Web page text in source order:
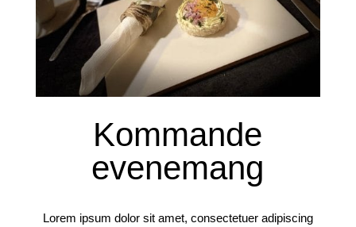
Kommande
evenemang
Lorem ipsum dolor sit amet, consectetuer adipiscing